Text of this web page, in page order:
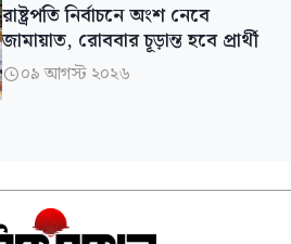
রাষ্ট্রপতি নির্বাচনে অংশ নেবে
জামায়াত, রোববার চূড়ান্ত হবে প্রার্থী
০৯ আগস্ট ২০২৬